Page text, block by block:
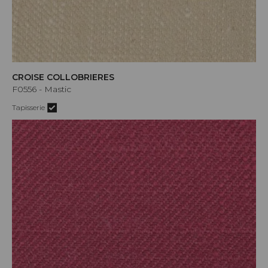
CROISE COLLOBRIERES
F0556 - Mastic
Tapisserie